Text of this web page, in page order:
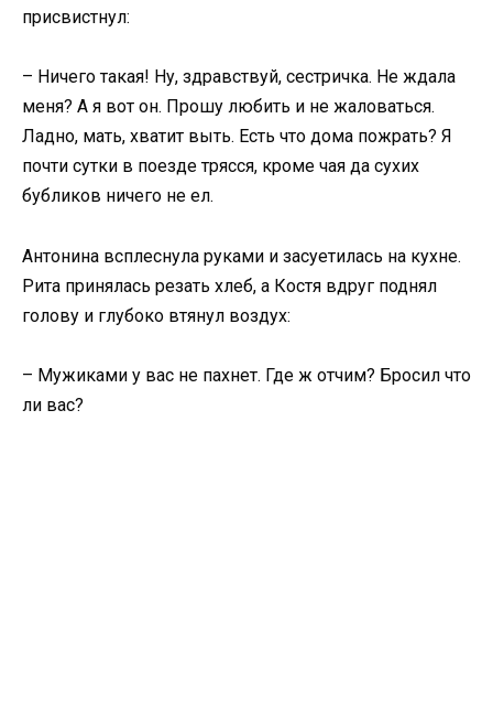
присвистнул:
– Ничего такая! Ну, здравствуй, сестричка. Не ждала
меня? А я вот он. Прошу любить и не жаловаться.
Ладно, мать, хватит выть. Есть что дома пожрать? Я
почти сутки в поезде трясся, кроме чая да сухих
бубликов ничего не ел.
Антонина всплеснула руками и засуетилась на кухне.
Рита принялась резать хлеб, а Костя вдруг поднял
голову и глубоко втянул воздух:
– Мужиками у вас не пахнет. Где ж отчим? Бросил что
ли вас?